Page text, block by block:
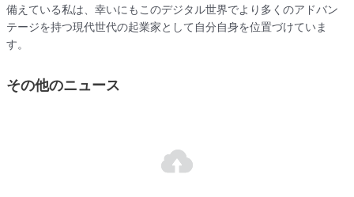
備えている私は、幸いにもこのデジタル世界でより多くのアドバン
テージを持つ現代世代の起業家として自分自身を位置づけていま
す。
その他のニュース